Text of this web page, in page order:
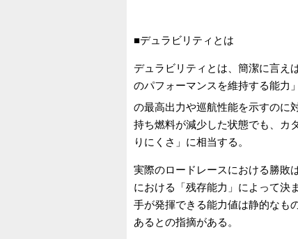
■デュラビリティとは
デュラビリティとは、簡潔に言え
のパフォーマンスを維持する能力
の最高出力や巡航性能を示すのに
持ち燃料が減少した状態でも、カ
りにくさ」に相当する。
実際のロードレースにおける勝敗
における「残存能力」によって決
手が発揮できる能力値は静的なも
あるとの指摘がある。